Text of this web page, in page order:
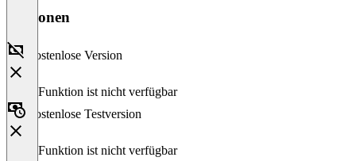
Versionen
Kostenlose Version
Diese Funktion ist nicht verfügbar
Kostenlose Testversion
Diese Funktion ist nicht verfügbar